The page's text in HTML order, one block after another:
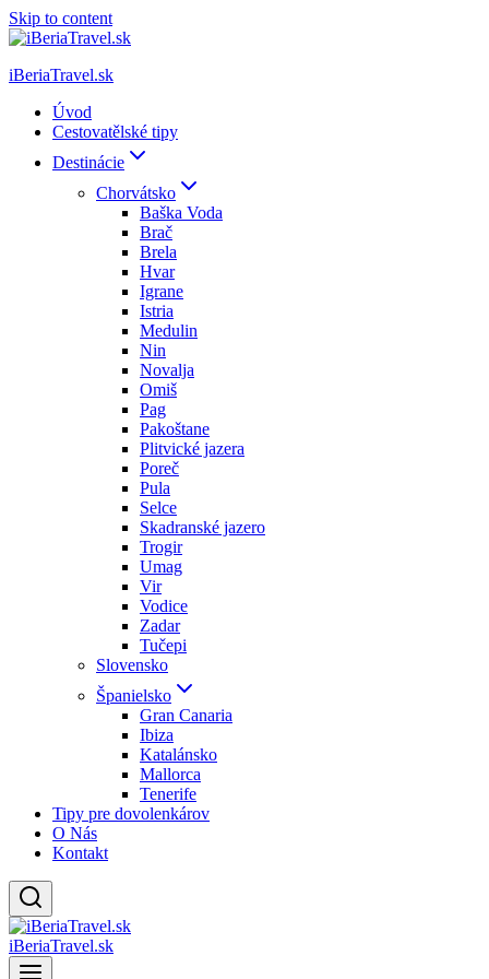
Skip to content
iBeriaTravel.sk
Úvod
Cestovatělské tipy
Destinácie
Chorvátsko
Baška Voda
Brač
Brela
Hvar
Igrane
Istria
Medulin
Nin
Novalja
Omiš
Pag
Pakoštane
Plitvické jazera
Poreč
Pula
Selce
Skadranské jazero
Trogir
Umag
Vir
Vodice
Zadar
Tučepi
Slovensko
Španielsko
Gran Canaria
Ibiza
Katalánsko
Mallorca
Tenerife
Tipy pre dovolenkárov
O Nás
Kontakt
iBeriaTravel.sk